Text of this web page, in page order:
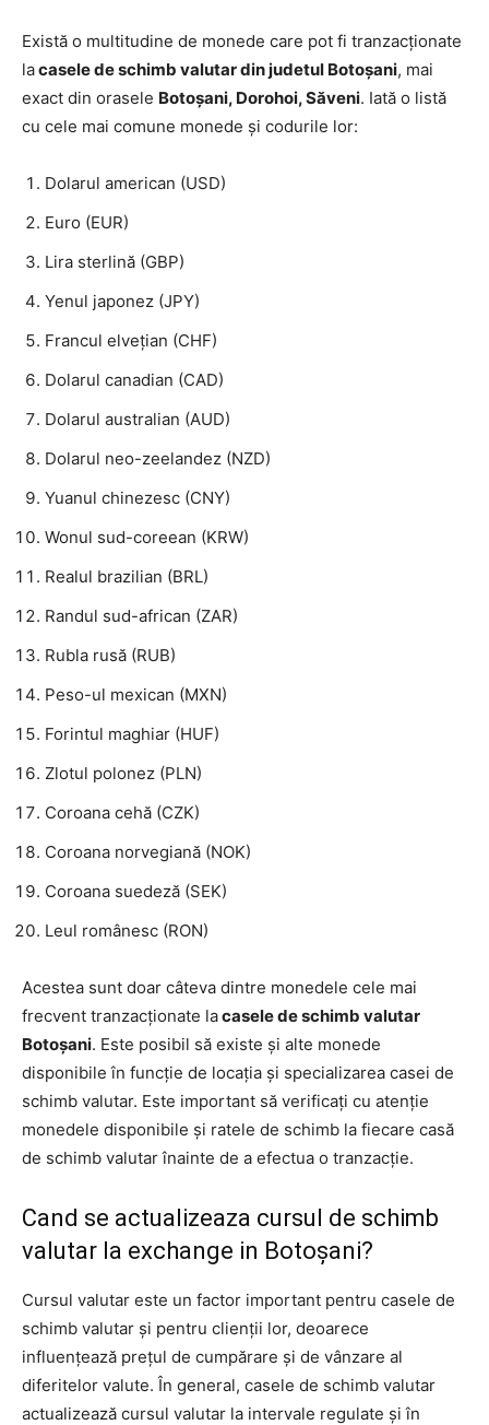
Există o multitudine de monede care pot fi tranzacționate
lacasele de schimb valutar din judetul Botoșani, mai
exact din orasele Botoșani, Dorohoi, Săveni. Iată o listă
cu cele mai comune monede și codurile lor:
Dolarul american (USD)
Euro (EUR)
Lira sterlină (GBP)
Yenul japonez (JPY)
Francul elvețian (CHF)
Dolarul canadian (CAD)
Dolarul australian (AUD)
Dolarul neo-zeelandez (NZD)
Yuanul chinezesc (CNY)
Wonul sud-coreean (KRW)
Realul brazilian (BRL)
Randul sud-african (ZAR)
Rubla rusă (RUB)
Peso-ul mexican (MXN)
Forintul maghiar (HUF)
Zlotul polonez (PLN)
Coroana cehă (CZK)
Coroana norvegiană (NOK)
Coroana suedeză (SEK)
Leul românesc (RON)
Acestea sunt doar câteva dintre monedele cele mai
frecvent tranzacționate lacasele de schimb valutar
Botoșani. Este posibil să existe și alte monede
disponibile în funcție de locația și specializarea casei de
schimb valutar. Este important să verificați cu atenție
monedele disponibile și ratele de schimb la fiecare casă
de schimb valutar înainte de a efectua o tranzacție.
Cand se actualizeaza cursul de schimb
valutar la exchange in Botoșani?
Cursul valutar este un factor important pentru casele de
schimb valutar și pentru clienții lor, deoarece
influențează prețul de cumpărare și de vânzare al
diferitelor valute. În general, casele de schimb valutar
actualizează cursul valutar la intervale regulate și în